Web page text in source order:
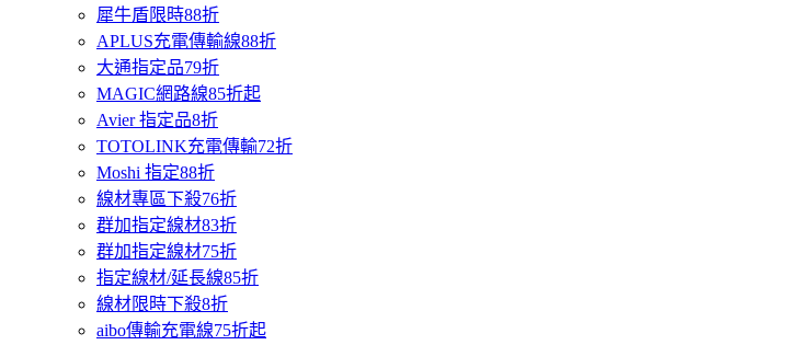
犀牛盾限時88折
APLUS充電傳輸線88折
大通指定品79折
MAGIC網路線85折起
Avier 指定品8折
TOTOLINK充電傳輸72折
Moshi 指定88折
線材專區下殺76折
群加指定線材83折
群加指定線材75折
指定線材/延長線85折
線材限時下殺8折
aibo傳輸充電線75折起